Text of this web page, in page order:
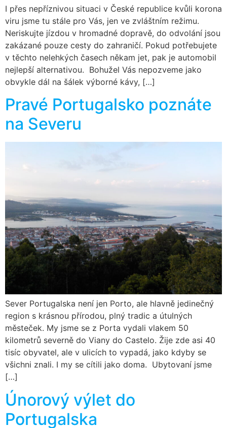
I přes nepříznivou situaci v České republice kvůli korona
viru jsme tu stále pro Vás, jen ve zvláštním režimu.
Neriskujte jízdou v hromadné dopravě, do odvolání jsou
zakázané pouze cesty do zahraničí. Pokud potřebujete
v těchto nelehkých časech někam jet, pak je automobil
nejlepší alternativou. Bohužel Vás nepozveme jako
obvykle dál na šálek výborné kávy, […]
Pravé Portugalsko poznáte
na Severu
Sever Portugalska není jen Porto, ale hlavně jedinečný
region s krásnou přírodou, plný tradic a útulných
městeček. My jsme se z Porta vydali vlakem 50
kilometrů severně do Viany do Castelo. Žije zde asi 40
tisíc obyvatel, ale v ulicích to vypadá, jako kdyby se
všichni znali. I my se cítili jako doma. Ubytovaní jsme
[…]
Únorový výlet do
Portugalska